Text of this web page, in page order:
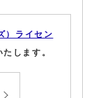
）ライセン
します。